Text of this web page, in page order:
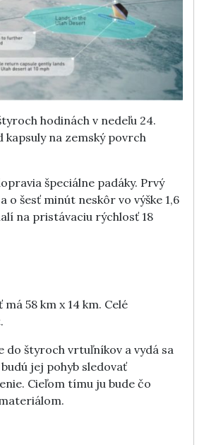
hodinách v nedeľu 24.
na zemský povrch
špeciálne padáky. Prvý
šesť minút neskôr vo výške 1,6
na pristávaciu rýchlosť 18
58 km x 14 km. Celé
štyroch vrtuľníkov a vydá sa
jej pohyb sledovať
Cieľom tímu ju bude čo